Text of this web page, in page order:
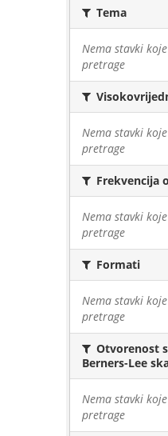
Tema
Nema stavki
pretrage
Nema stavki
pretrage
Frekvencija
Nema stavki
pretrage
Formati
Nema stavki
pretrage
Otvorenost
Berners-Lee
Nema stavki
pretrage